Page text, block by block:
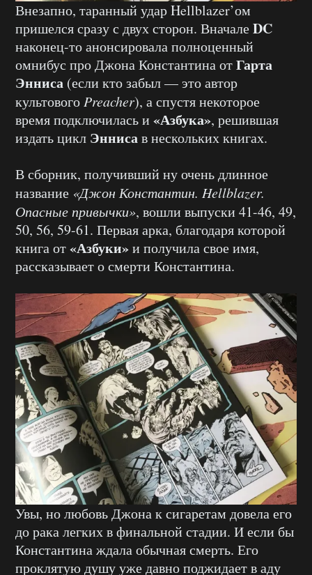
Внезапно, таранный удар Hellblazer’ом
пришелся сразу с двух сторон. ВначалеDC
наконец-то анонсировала полноценный
омнибус про Джона Константина отГарта
Энниса (если кто забыл — это автор
культового Preacher), а спустя некоторое
время подключилась и «Азбука», решившая
издать цикл Эннисав нескольких книгах.
В сборник, получивший ну очень длинное
название «Джон Константин. Hellblazer.
Опасные привычки», вошли выпуски 41-46, 49,
50, 56, 59-61. Первая арка, благодаря которой
книга от«Азбуки»и получила свое имя,
рассказывает о смерти Константина.
Увы, но любовь Джона к сигаретам довела его
до рака легких в финальной стадии. И если бы
Константина ждала обычная смерть. Его
проклятую душу уже давно поджидает в аду